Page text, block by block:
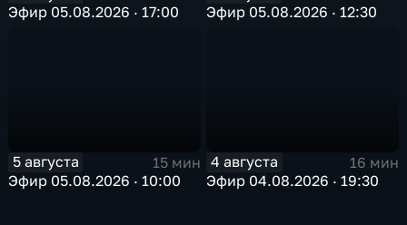
Эфир 05.08.2026 · 17:00
Эфир 05.08.2026 · 12:30
5 августа
15 мин
Эфир 05.08.2026 · 10:00
4 августа
16 мин
Эфир 04.08.2026 · 19:30